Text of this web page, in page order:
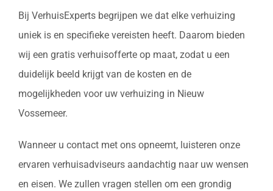
Bij VerhuisExperts begrijpen we dat elke verhuizing
uniek is en specifieke vereisten heeft. Daarom bieden
wij een gratis verhuisofferte op maat, zodat u een
duidelijk beeld krijgt van de kosten en de
mogelijkheden voor uw verhuizing in Nieuw
Vossemeer.
Wanneer u contact met ons opneemt, luisteren onze
ervaren verhuisadviseurs aandachtig naar uw wensen
en eisen. We zullen vragen stellen om een grondig